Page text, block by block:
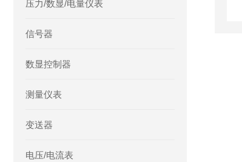
压力/数显/电量仪表
信号器
数显控制器
测量仪表
变送器
电压/电流表